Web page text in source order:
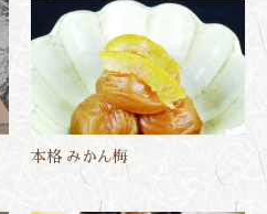
本格 みかん梅